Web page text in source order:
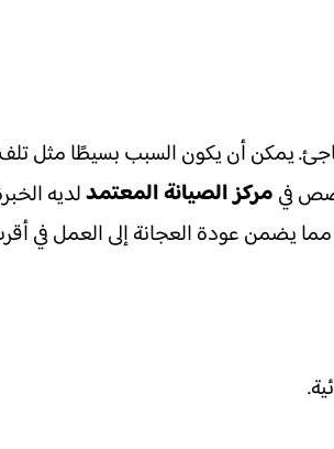
يمكن أن يكون السبب بسيطًا مثل تلف
فيمركز الصيانة المعتمدلديه
مما يضمن عودة العجانة إلى العمل في